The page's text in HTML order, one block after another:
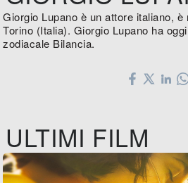
Giorgio Lupano è un attore italiano,
Torino (Italia). Giorgio Lupano ha
zodiacale Bilancia.
ULTIMI FILM